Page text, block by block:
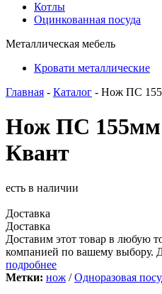
Котлы
Оцинкованная посуда
Металлическая мебель
Кровати металлические
Главная - Каталог - Нож ПС
Нож ПС 155мм
Квант
есть в наличии
Доставка
Доставка
Доставим этот товар в любую
компанией по вашему выбору.
подробнее
Метки: нож /Одноразовая